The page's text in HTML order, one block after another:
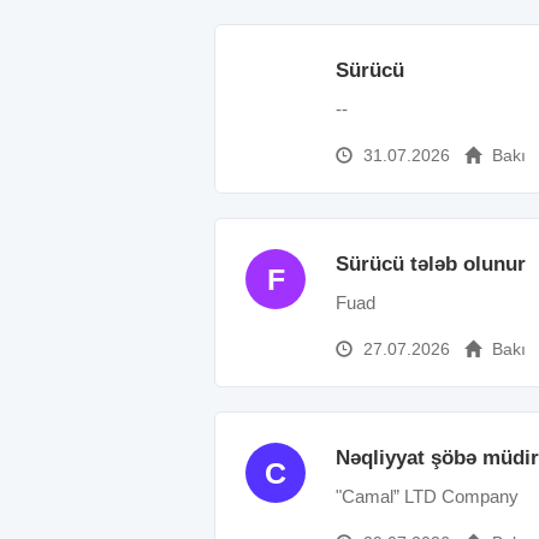
Sürücü
--
31.07.2026 Bakı
F Sürücü tələb olunur
Fuad
27.07.2026 Bakı
C Nəqliyyat şöbə
"Camal” LTD Company